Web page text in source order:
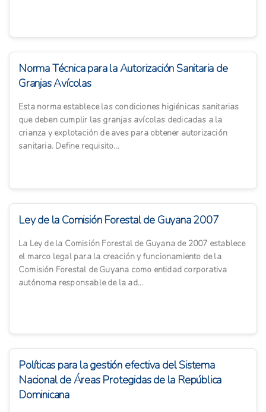
Norma Técnica para la Autorización Sanitaria de
Granjas Avícolas
Esta norma establece las condiciones higiénicas sanitarias
que deben cumplir las granjas avícolas dedicadas a la
crianza y explotación de aves para obtener autorización
sanitaria. Define requisito...
Ley de la Comisión Forestal de Guyana 2007
La Ley de la Comisión Forestal de Guyana de 2007 establece
el marco legal para la creación y funcionamiento de la
Comisión Forestal de Guyana como entidad corporativa
autónoma responsable de la ad...
Políticas para la gestión efectiva del Sistema
Nacional de Áreas Protegidas de la República
Dominicana